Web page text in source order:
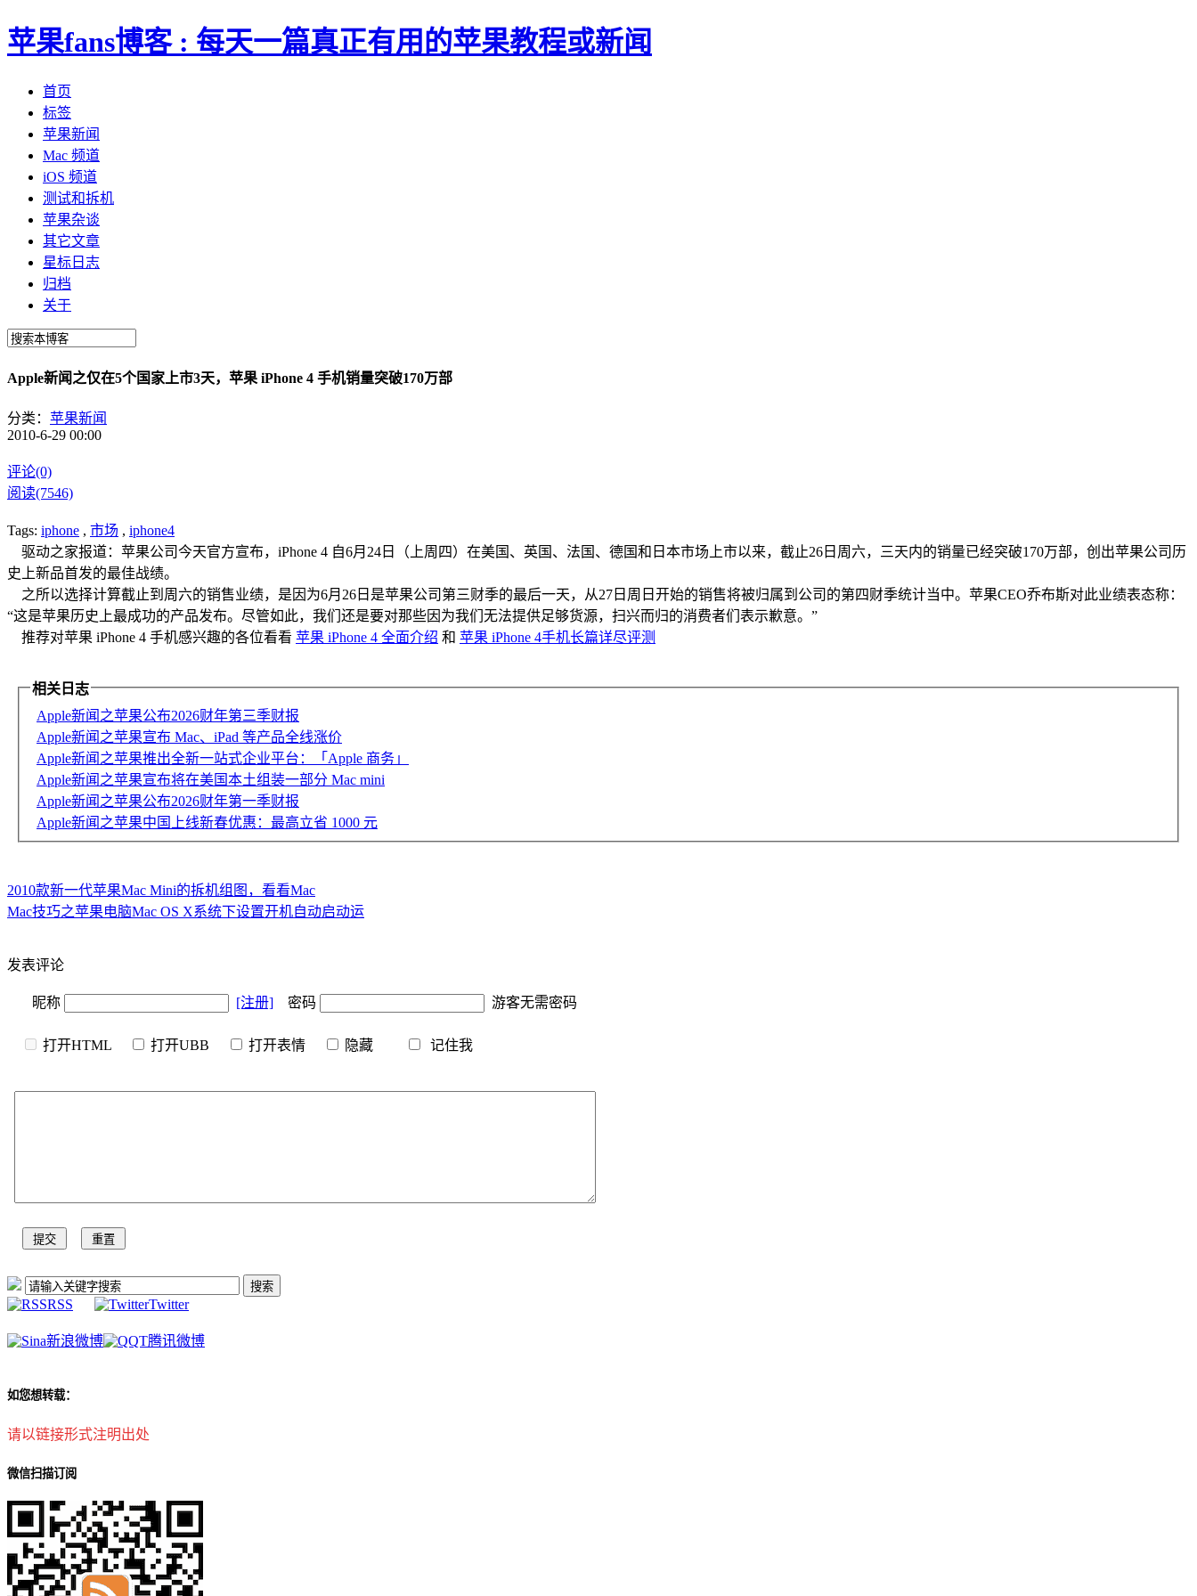
苹果fans博客 : 每天一篇真正有用的苹果教程或新闻
首页
标签
苹果新闻
Mac 频道
iOS 频道
测试和拆机
苹果杂谈
其它文章
星标日志
归档
关于
Apple新闻之仅在5个国家上市3天，苹果 iPhone 4 手机销量突破170万部
分类： 苹果新闻
2010-6-29 00:00
评论(0)
阅读(7546)
Tags: iphone , 市场 , iphone4
驱动之家报道：苹果公司今天官方宣布，iPhone 4 自6月24日（上周四）在美国、英国、法国、德国和日本市场上市以来，截止26日周六，三天内的销量已经突破170万部，创出苹果公司历
史上新品首发的最佳战绩。
之所以选择计算截止到周六的销售业绩，是因为6月26日是苹果公司第三财季的最后一天，从27日周日开始的销售将被归属到公司的第四财季统计当中。苹果CEO乔布斯对此业绩表态称：
“这是苹果历史上最成功的产品发布。尽管如此，我们还是要对那些因为我们无法提供足够货源，扫兴而归的消费者们表示歉意。”
推荐对苹果 iPhone 4 手机感兴趣的各位看看 苹果 iPhone 4 全面介绍 和 苹果 iPhone 4手机长篇详尽评测
相关日志
Apple新闻之苹果公布2026财年第三季财报
Apple新闻之苹果宣布 Mac、iPad 等产品全线涨价
Apple新闻之苹果推出全新一站式企业平台：「Apple 商务」
Apple新闻之苹果宣布将在美国本土组装一部分 Mac mini
Apple新闻之苹果公布2026财年第一季财报
Apple新闻之苹果中国上线新春优惠：最高立省 1000 元
2010款新一代苹果Mac Mini的拆机组图，看看Mac
Mac技巧之苹果电脑Mac OS X系统下设置开机自动启动运
发表评论
昵称 [注册] 密码 游客无需密码
打开HTML 打开UBB 打开表情 隐藏 记住我
RSS Twitter
新浪微博 腾讯微博
如您想转载：
请以链接形式注明出处
微信扫描订阅